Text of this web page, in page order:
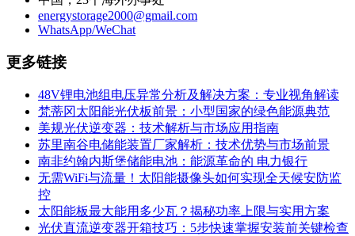
energystorage2000@gmail.com
WhatsApp/WeChat
更多链接
48V锂电池组电压异常分析及解决方案：专业视角解读
梵蒂冈太阳能光伏板前景：小型国家的绿色能源典范
美规光伏逆变器：技术解析与市场应用指南
苏里南谷电储能装置厂家解析：技术优势与市场前景
南非约翰内斯堡储能电池：能源革命的 电力银行
无需WiFi与流量！太阳能摄像头如何实现全天候安防监
控
太阳能板最大能用多少瓦？揭秘功率上限与实用方案
光伏直流逆变器开箱技巧：5步快速掌握安装前关键检查